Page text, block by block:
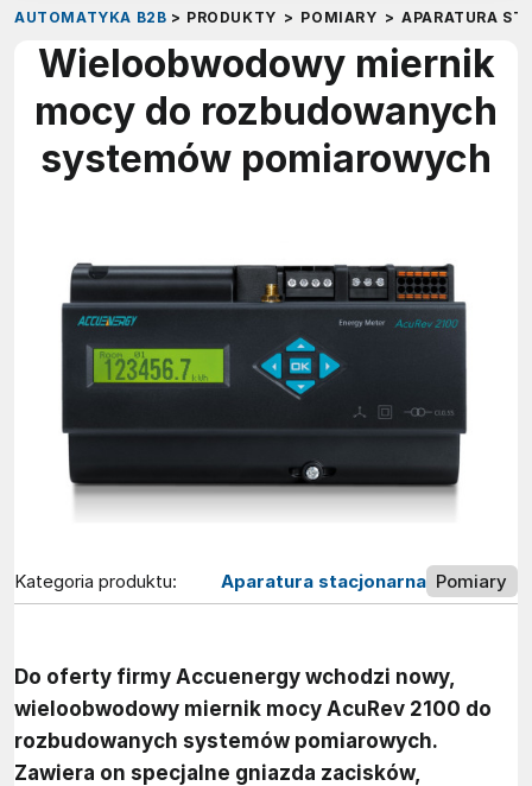
AUTOMATYKA B2B > PRODUKTY > POMIARY > APARATURA
Wieloobwodowy miernik
mocy do rozbudowanych
systemów pomiarowych
Kategoria produktu: Aparatura stacjonarna Pomiary
Do oferty firmy Accuenergy wchodzi nowy,
wieloobwodowy miernik mocy AcuRev 2100 do
rozbudowanych systemów pomiarowych.
Zawiera on specjalne gniazda zacisków,